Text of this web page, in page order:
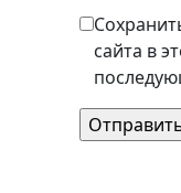
сайта в